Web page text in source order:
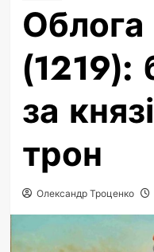
Облога
(1219):
за
трон
Олександр Троценко